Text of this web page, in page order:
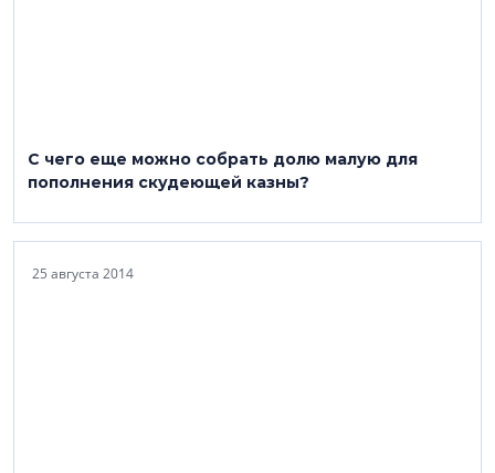
С чего еще можно собрать долю малую для
пополнения скудеющей казны?
25 августа 2014